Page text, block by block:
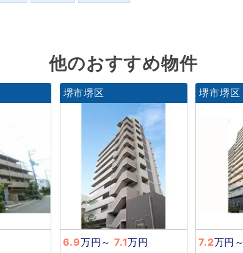
他のおすすめ物件
堺市堺区
6.9万円 ～ 7.1万円
堺市堺区
7.2万円 ～